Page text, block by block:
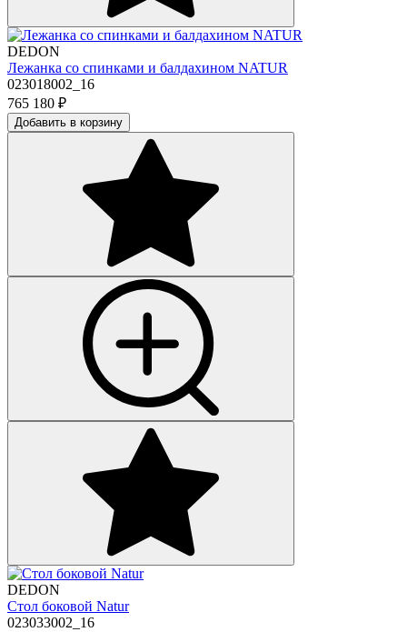
DEDON
Лежанка со спинками и балдахином NATUR
023018002_16
765 180 ₽
Добавить в корзину
DEDON
Стол боковой Natur
023033002_16